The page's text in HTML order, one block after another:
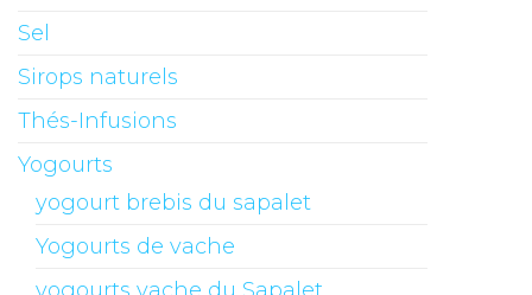
Sel
Sirops naturels
Thés-Infusions
Yogourts
yogourt brebis du sapalet
Yogourts de vache